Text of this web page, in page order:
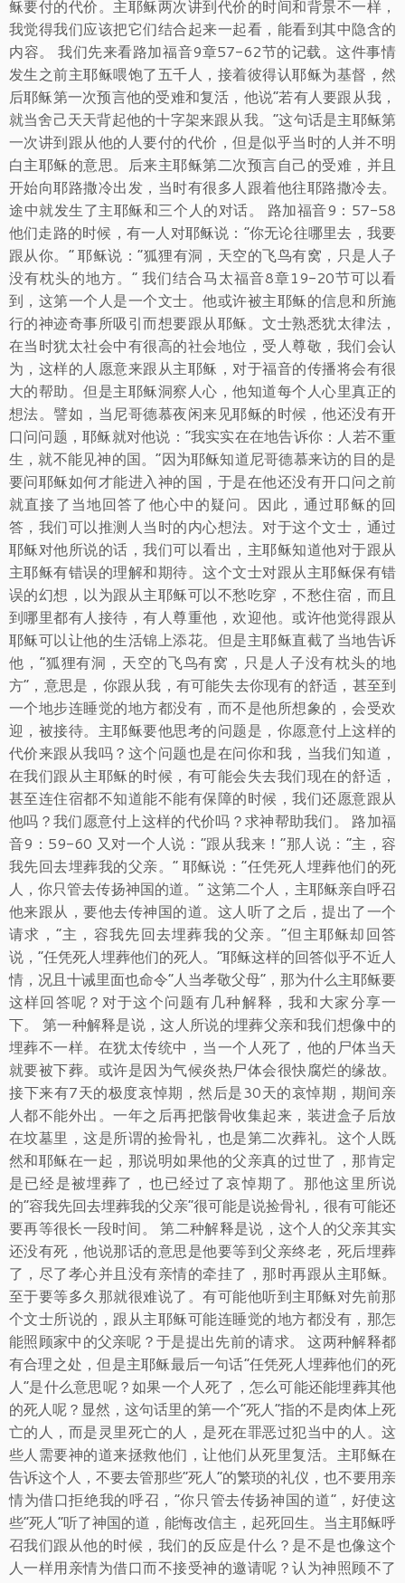
稣要付的代价。主耶稣两次讲到代价的时间和背景不一样，
我觉得我们应该把它们结合起来一起看，能看到其中隐含的
内容。 我们先来看路加福音9章57-62节的记载。这件事情
发生之前主耶稣喂饱了五千人，接着彼得认耶稣为基督，然
后耶稣第一次预言他的受难和复活，他说“若有人要跟从我，
就当舍己天天背起他的十字架来跟从我。”这句话是主耶稣第
一次讲到跟从他的人要付的代价，但是似乎当时的人并不明
白主耶稣的意思。后来主耶稣第二次预言自己的受难，并且
开始向耶路撒冷出发，当时有很多人跟着他往耶路撒冷去。
途中就发生了主耶稣和三个人的对话。 路加福音9：57-58
他们走路的时候，有一人对耶稣说：“你无论往哪里去，我要
跟从你。” 耶稣说：“狐狸有洞，天空的飞鸟有窝，只是人子
没有枕头的地方。” 我们结合马太福音8章19-20节可以看
到，这第一个人是一个文士。他或许被主耶稣的信息和所施
行的神迹奇事所吸引而想要跟从耶稣。文士熟悉犹太律法，
在当时犹太社会中有很高的社会地位，受人尊敬，我们会认
为，这样的人愿意来跟从主耶稣，对于福音的传播将会有很
大的帮助。但是主耶稣洞察人心，他知道每个人心里真正的
想法。譬如，当尼哥德慕夜闲来见耶稣的时候，他还没有开
口问问题，耶稣就对他说：“我实实在在地告诉你：人若不重
生，就不能见神的国。”因为耶稣知道尼哥德慕来访的目的是
要问耶稣如何才能进入神的国，于是在他还没有开口问之前
就直接了当地回答了他心中的疑问。因此，通过耶稣的回
答，我们可以推测人当时的内心想法。对于这个文士，通过
耶稣对他所说的话，我们可以看出，主耶稣知道他对于跟从
主耶稣有错误的理解和期待。这个文士对跟从主耶稣保有错
误的幻想，以为跟从主耶稣可以不愁吃穿，不愁住宿，而且
到哪里都有人接待，有人尊重他，欢迎他。或许他觉得跟从
耶稣可以让他的生活锦上添花。但是主耶稣直截了当地告诉
他，“狐狸有洞，天空的飞鸟有窝，只是人子没有枕头的地
方”，意思是，你跟从我，有可能失去你现有的舒适，甚至到
一个地步连睡觉的地方都没有，而不是他所想象的，会受欢
迎，被接待。主耶稣要他思考的问题是，你愿意付上这样的
代价来跟从我吗？这个问题也是在问你和我，当我们知道，
在我们跟从主耶稣的时候，有可能会失去我们现在的舒适，
甚至连住宿都不知道能不能有保障的时候，我们还愿意跟从
他吗？我们愿意付上这样的代价吗？求神帮助我们。 路加福
音9：59-60 又对一个人说：“跟从我来！”那人说：“主，容
我先回去埋葬我的父亲。” 耶稣说：“任凭死人埋葬他们的死
人，你只管去传扬神国的道。” 这第二个人，主耶稣亲自呼召
他来跟从，要他去传神国的道。这人听了之后，提出了一个
请求，“主，容我先回去埋葬我的父亲。”但主耶稣却回答
说，“任凭死人埋葬他们的死人。”耶稣这样的回答似乎不近人
情，况且十诫里面也命令“人当孝敬父母”，那为什么主耶稣要
这样回答呢？对于这个问题有几种解释，我和大家分享一
下。 第一种解释是说，这人所说的埋葬父亲和我们想像中的
埋葬不一样。在犹太传统中，当一个人死了，他的尸体当天
就要被下葬。或许是因为气候炎热尸体会很快腐烂的缘故。
接下来有7天的极度哀悼期，然后是30天的哀悼期，期间亲
人都不能外出。一年之后再把骸骨收集起来，装进盒子后放
在坟墓里，这是所谓的捡骨礼，也是第二次葬礼。这个人既
然和耶稣在一起，那说明如果他的父亲真的过世了，那肯定
是已经是被埋葬了，也已经过了哀悼期了。那他这里所说
的“容我先回去埋葬我的父亲”很可能是说捡骨礼，很有可能还
要再等很长一段时间。 第二种解释是说，这个人的父亲其实
还没有死，他说那话的意思是他要等到父亲终老，死后埋葬
了，尽了孝心并且没有亲情的牵挂了，那时再跟从主耶稣。
至于要等多久那就很难说了。有可能他听到主耶稣对先前那
个文士所说的，跟从主耶稣可能连睡觉的地方都没有，那怎
能照顾家中的父亲呢？于是提出先前的请求。 这两种解释都
有合理之处，但是主耶稣最后一句话“任凭死人埋葬他们的死
人”是什么意思呢？如果一个人死了，怎么可能还能埋葬其他
的死人呢？显然，这句话里的第一个“死人”指的不是肉体上死
亡的人，而是灵里死亡的人，是死在罪恶过犯当中的人。这
些人需要神的道来拯救他们，让他们从死里复活。主耶稣在
告诉这个人，不要去管那些“死人”的繁琐的礼仪，也不要用亲
情为借口拒绝我的呼召，“你只管去传扬神国的道”，好使这
些“死人”听了神国的道，能悔改信主，起死回生。当主耶稣呼
召我们跟从他的时候，我们的反应是什么？是不是也像这个
人一样用亲情为借口而不接受神的邀请呢？认为神照顾不了